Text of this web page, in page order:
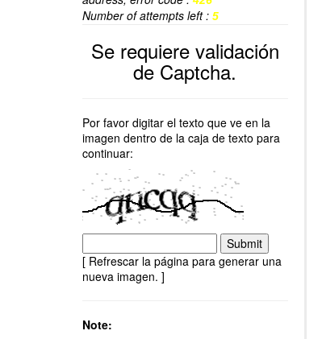
Number of attempts left : 5
Se requiere validación
de Captcha.
Por favor digitar el texto que ve en la
imagen dentro de la caja de texto para
continuar:
[ Refrescar la página para generar una
nueva imagen. ]
Note: